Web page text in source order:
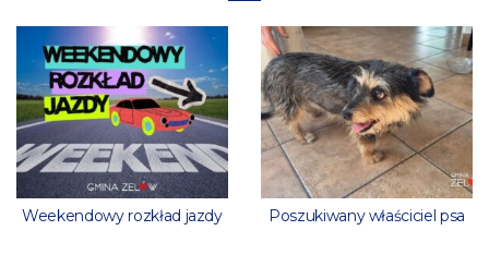
Weekendowy rozkład jazdy Poszukiwany właściciel psa